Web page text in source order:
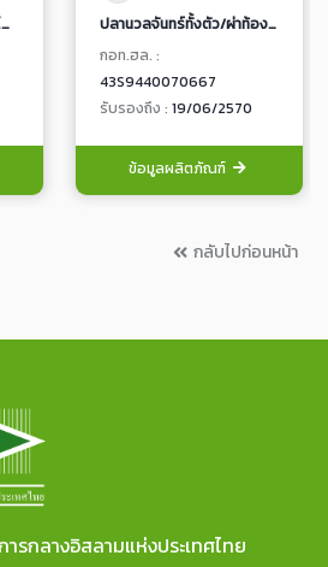
ปลานิลทั้งตัว/ ผ่าท้องควักไส้ ขอดเกล็ดแช่เยือกแข็ง
ปลานวลจันทร์ทั้งตัว/ผ่าท้องควักไส้ แช่เยือกแข็ง
กอท.ฮล. :
43S9440070667
รับรองถึง : 19/06/2570
ข้อมูลผลิตภัณฑ์
กลับไปก่อนหน้า
รกลางอิสลามแห่งประเทศไทย